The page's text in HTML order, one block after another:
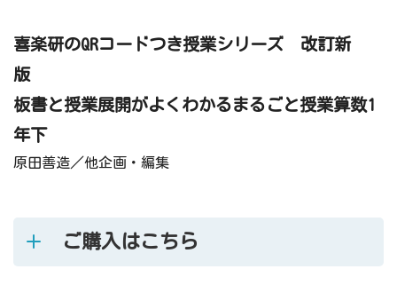
喜楽研のQRコードつき授業シリーズ 改訂新
版
板書と授業展開がよくわかるまるごと授業算数1
年下
原田善造／他企画・編集
ご購入はこちら